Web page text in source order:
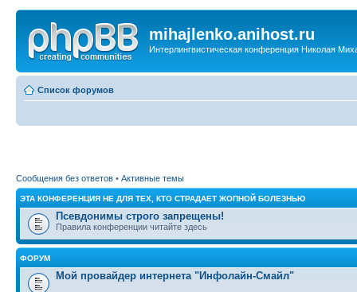
mihajlenko.anihost.ru
Интерлингвистическая конференция Николая
Список форумов
Сообщения без ответов • Активные темы
ЭТА КОНФЕРЕНЦИЯ НЕ ДЛЯ ТЕХ, КТО СТРАДАЕТ ЖОПНОЙ БОЛЕЗНЬЮ
Псевдонимы строго запрещены!
Правила конференции читайте здесь
ФОРУМ
Мой провайдер интернета "Инфолайн-Смайл"